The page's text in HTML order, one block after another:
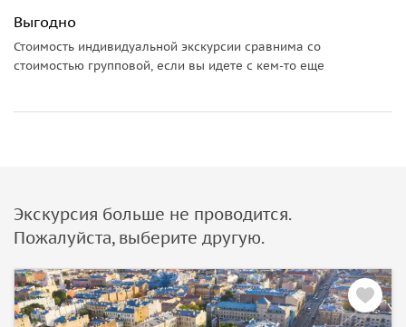
Выгодно
Стоимость индивидуальной экскурсии сравнима со
стоимостью групповой, если вы идете с кем-то еще
Экскурсия больше не проводится.
Пожалуйста, выберите другую.